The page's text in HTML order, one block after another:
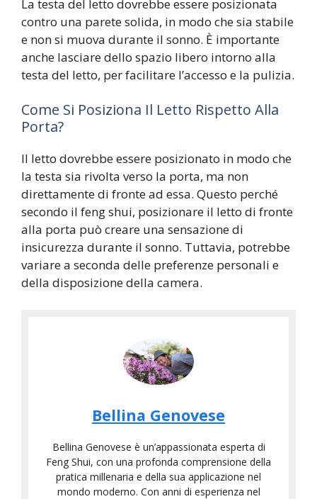
La testa del letto dovrebbe essere posizionata
contro una parete solida, in modo che sia stabile
e non si muova durante il sonno. È importante
anche lasciare dello spazio libero intorno alla
testa del letto, per facilitare l’accesso e la pulizia.
Come Si Posiziona Il Letto Rispetto Alla
Porta?
Il letto dovrebbe essere posizionato in modo che
la testa sia rivolta verso la porta, ma non
direttamente di fronte ad essa. Questo perché
secondo il feng shui, posizionare il letto di fronte
alla porta può creare una sensazione di
insicurezza durante il sonno. Tuttavia, potrebbe
variare a seconda delle preferenze personali e
della disposizione della camera.
Bellina Genovese
Bellina Genovese è un’appassionata esperta di
Feng Shui, con una profonda comprensione della
pratica millenaria e della sua applicazione nel
mondo moderno. Con anni di esperienza nel